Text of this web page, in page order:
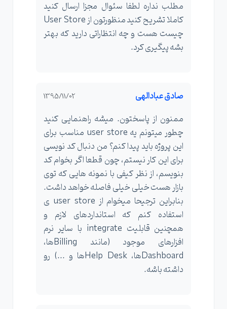
مطلب نداره لطفا سئوال مجزا ارسال کنید
کاملا تشریح کنید منظورتون از User Store
چیست هست و چه انتظاراتی دارید که بهتر
بشه پیگیری کرد.
صادق عبادالهی 1395/11/02
ممنون از پاسختون. میشه راهنمایی کنید
چطور میتونم یه user store مناسب برای
این پروژه باید پیدا کنم؟ من دنبال کد نویسی
برای این کار نیستم، چون قطعا اگر بخوام کد
بنویسم، از نظر کیفی با نمونه هایی که توی
بازار هست خیلی خیلی فاصله خواهد داشت.
بنابراین ترجیحا میخوام از user store ی
استفاده کنم که استانداردهای لازم و
همچنین قابلیت integrate با سایر نرم
افزارهای موجود (مانند Billingها،
Dashboardها، Help Deskها و ...) رو
داشته باشه.